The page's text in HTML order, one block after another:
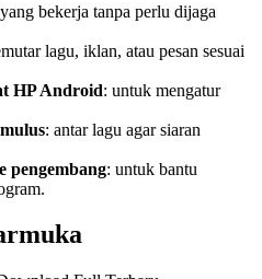
bekerja tanpa perlu dijaga
lagu, iklan, atau pesan sesuai
HP Android: untuk mengatur
: antar lagu agar siaran
pengembang: untuk bantu